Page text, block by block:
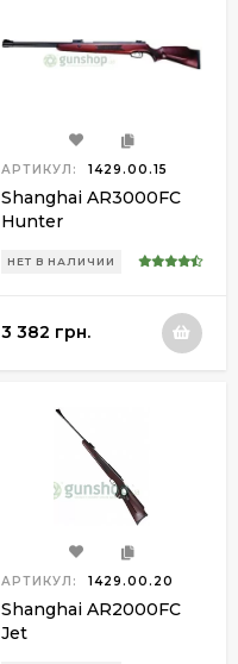
АРТИКУЛ: 1429.00.15
Shanghai AR3000FC
Hunter
НЕТ В НАЛИЧИИ
3 382 грн.
АРТИКУЛ: 1429.00.20
Shanghai AR2000FC
Jet